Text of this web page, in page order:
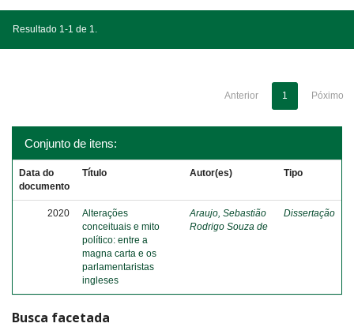
Resultado 1-1 de 1.
Anterior 1 Póximo
Conjunto de itens:
Data do
documento
Título Autor(es) Tipo
2020
Alterações
conceituais e mito
político: entre a
magna carta e os
parlamentaristas
ingleses
Araujo, Sebastião
Rodrigo Souza de
Dissertação
Busca facetada